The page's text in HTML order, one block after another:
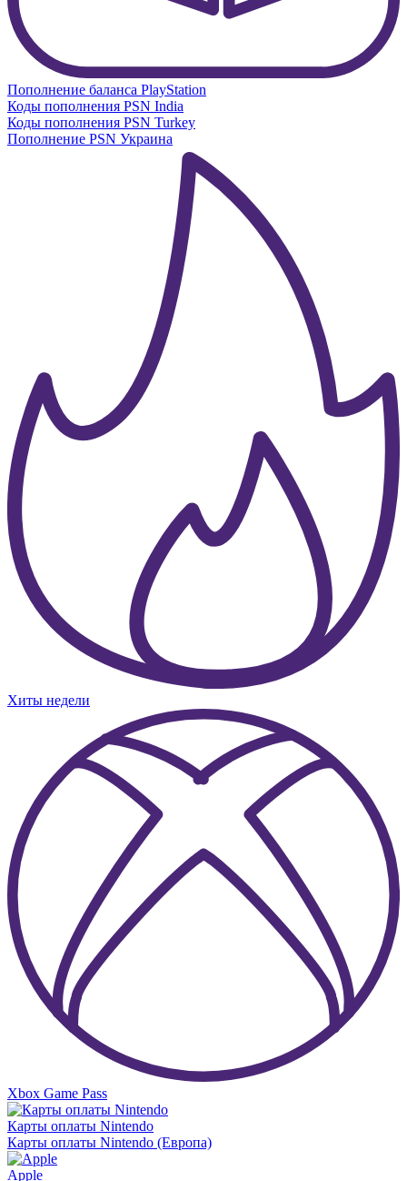
Пополнение баланса PlayStation
Коды пополнения PSN India
Коды пополнения PSN Turkey
Пополнение PSN Украина
Хиты недели
Xbox Game Pass
Карты оплаты Nintendo
Карты оплаты Nintendo (Европа)
Apple